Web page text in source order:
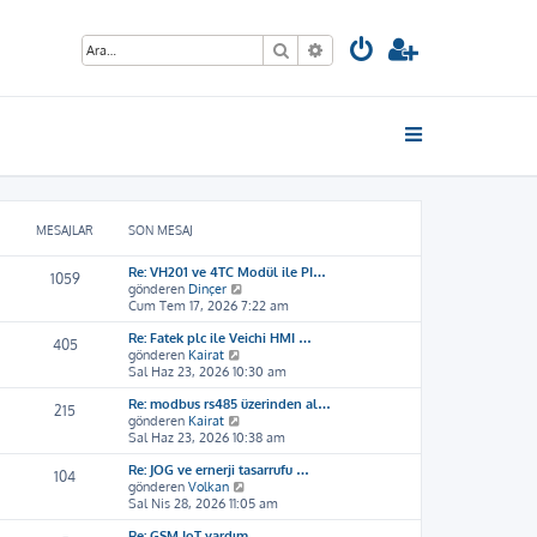
Ara Gelişmiş arama
MESAJLAR SON MESAJ
1059
Re: VH201 ve 4TC Modül ile PI…
gönderen Dinçer
o
n
m
s
a
j
g
ö
r
ü
n
t
Cum Tem 17, 2026 7:22 am
405
Re: Fatek plc ile Veichi HMI …
gönderen Kairat
o
n
m
s
a
j
ı
g
ö
Sal Haz 23, 2026 10:30 am
215
Re: modbus rs485 üzerinden al…
gönderen Kairat
o
n
m
e
s
a
Sal Haz 23, 2026 10:38 am
104
Re: JOG ve ernerji tasarrufu …
gönderen Volkan
o
n
Sal Nis 28, 2026 11:05 am